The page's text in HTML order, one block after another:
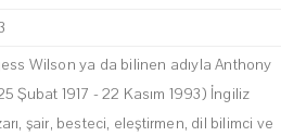
Wilson ya da bilinen adıyla Anthony
Şubat 1917 - 22 Kasım 1993) İngiliz
şair, besteci, eleştirmen, dil bilimci ve